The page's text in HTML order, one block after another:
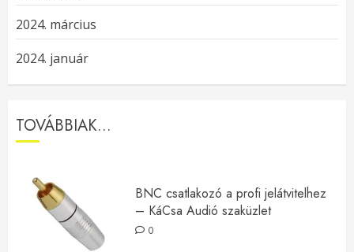
2024. március
2024. január
TOVÁBBIAK...
BNC csatlakozó a profi jelátvitelhez
– KáCsa Audió szaküzlet
0